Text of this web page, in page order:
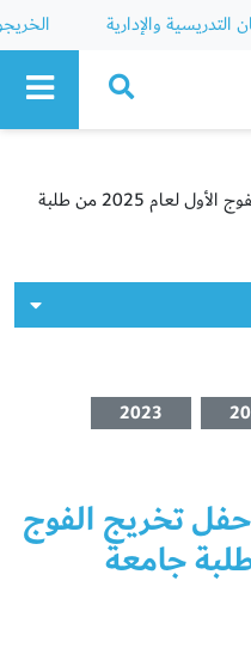
التدريسية والإدارية
حميد بن راشد يشهد حفل تخريج الفوج الأول لعام 2025 من طلبة
2023
تخريج الفوج
2025 من طلبة جامعة